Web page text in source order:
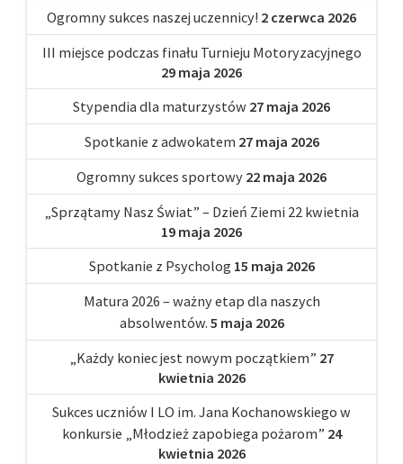
Ogromny sukces naszej uczennicy! 2 czerwca 2026
III miejsce podczas finału Turnieju Motoryzacyjnego
29 maja 2026
Stypendia dla maturzystów 27 maja 2026
Spotkanie z adwokatem 27 maja 2026
Ogromny sukces sportowy 22 maja 2026
„Sprzątamy Nasz Świat” – Dzień Ziemi 22 kwietnia
19 maja 2026
Spotkanie z Psycholog 15 maja 2026
Matura 2026 – ważny etap dla naszych
absolwentów. 5 maja 2026
„Każdy koniec jest nowym początkiem” 27
kwietnia 2026
Sukces uczniów I LO im. Jana Kochanowskiego w
konkursie „Młodzież zapobiega pożarom” 24
kwietnia 2026